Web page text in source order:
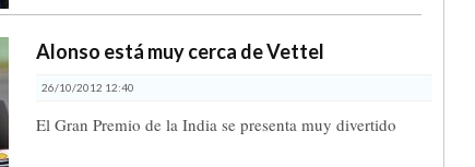
Alonso está muy cerca de Vettel
26/10/2012 12:40
El Gran Premio de la India se presenta muy divertido